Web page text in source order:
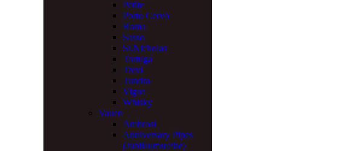
Petite
Porto Cervo
Roma
Sasso
St.Nicholas
Tortuga
Trevi
Tundra
Vigna
Whisky
Vauen
Ambrosi
Anniversary Pipes
(Jubilaumsreihe)